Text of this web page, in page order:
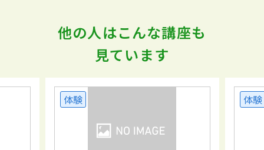
他の人はこんな講座も
見ています
体験 体験